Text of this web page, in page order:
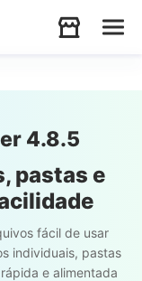
4.8.5
pastas e
fácil de usar
individuais, pastas
e alimentada